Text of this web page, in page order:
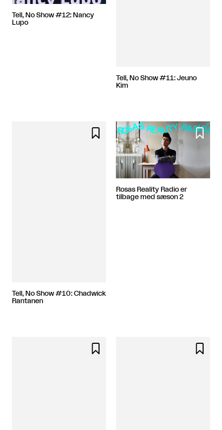
Tell, No Show #12: Nancy
Lupo
Tell, No Show #11: Jeuno
Kim

Tell, No Show #10: Chadwick
Rantanen

Rosas Reality Radio er
tilbage med sæson 2
 